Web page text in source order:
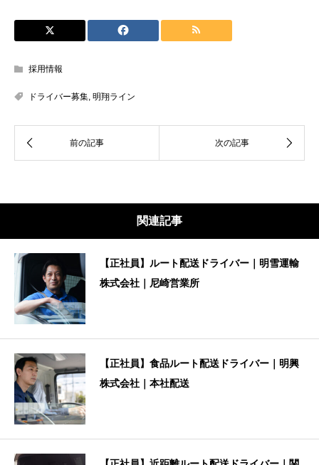
採用情報
ドライバー募集 明翔ライン
関連記事
【正社員】ルート配送ドライバー｜明雪運輸
株式会社｜尼崎営業所
【正社員】食品ルート配送ドライバー｜明興
株式会社｜本社配送